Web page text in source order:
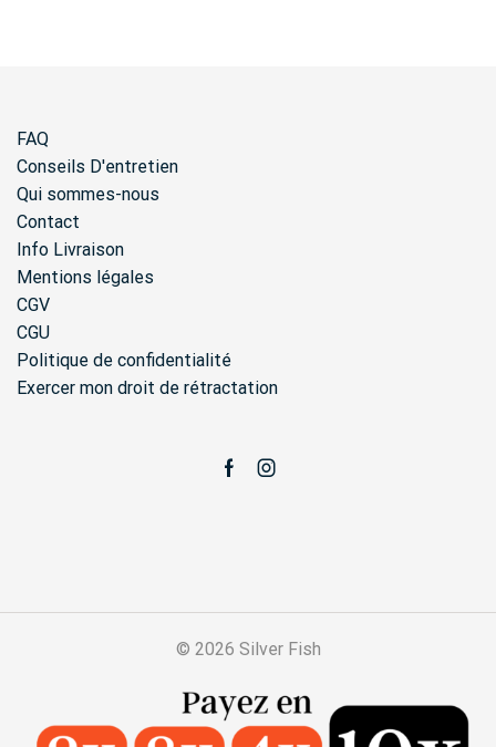
FAQ
Conseils D'entretien
Qui sommes-nous
Contact
Info Livraison
Mentions légales
CGV
CGU
Politique de confidentialité
Exercer mon droit de rétractation
FacebookInstagram
© 2026 Silver Fish